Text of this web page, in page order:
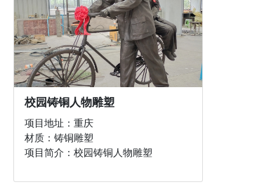
校园铸铜人物雕塑
项目地址：重庆
材质：铸铜雕塑
项目简介：校园铸铜人物雕塑